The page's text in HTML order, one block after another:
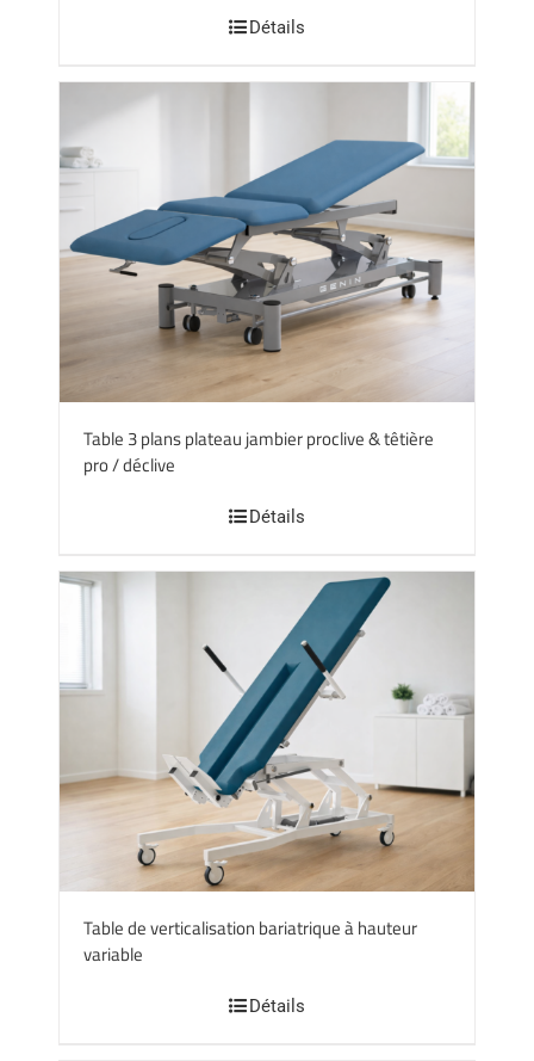
Détails
Table 3 plans plateau jambier proclive & têtière
pro / déclive
Détails
Table de verticalisation bariatrique à hauteur
variable
Détails